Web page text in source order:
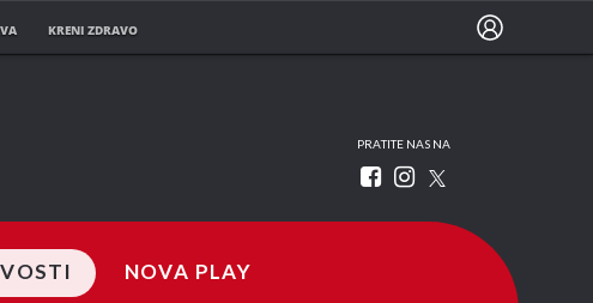
KRENI ZDRAVO
PRATITE NAS NA
NOVA PLAY